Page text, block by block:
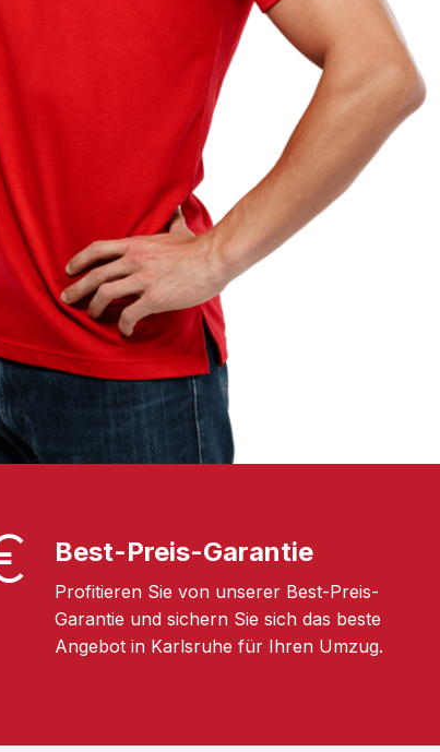
Best-Preis-Garantie
Profitieren Sie von unserer Best-Preis-
Garantie und sichern Sie sich das beste
Angebot in Karlsruhe für Ihren Umzug.